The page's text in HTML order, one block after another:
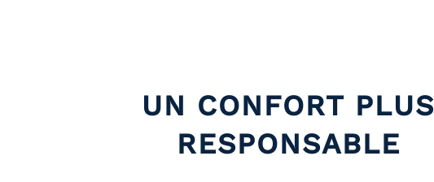
UN CONFORT PLUS
RESPONSABLE